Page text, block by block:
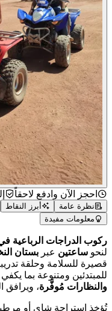
احجز الآن وادفع لاحقاً
نظرة عامة أبرز النقاط
معلومات مفيدة
الدراجات الرباعية في
ساعتينعبربستان النخيل
للسلامة وحلقة
ومتنوعة بما يكفي
مُوفَّرة، ويرافق
استراحة شاي أو